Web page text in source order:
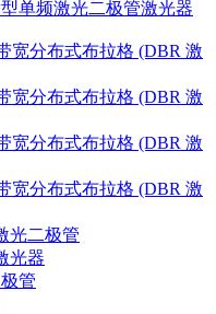
单频激光二极管激光器
宽分布式布拉格 (DBR 激
宽分布式布拉格 (DBR 激
宽分布式布拉格 (DBR 激
宽分布式布拉格 (DBR 激
光二极管
光器
管